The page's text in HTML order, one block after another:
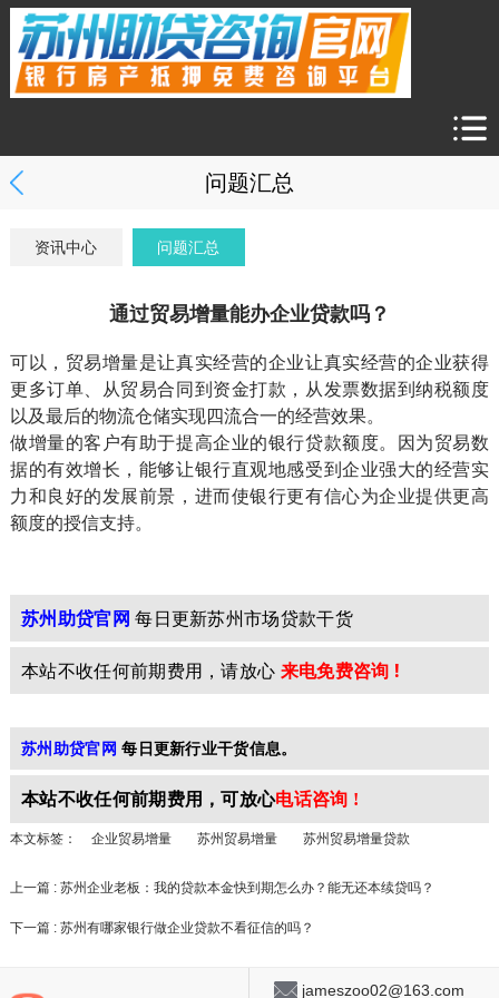
问题汇总
资讯中心 问题汇总
通过贸易增量能办企业贷款吗？
可以，贸易增量是让真实经营的企业让真实经营的企业获得
更多订单、从贸易合同到资金打款，从发票数据到纳税额度
以及最后的物流仓储实现四流合一的经营效果。
做增量的客户有助于提高企业的银行贷款额度。因为贸易数
据的有效增长，能够让银行直观地感受到企业强大的经营实
力和良好的发展前景，进而使银行更有信心为企业提供更高
额度的授信支持。
苏州助贷官网 每日更新苏州市场贷款干货
本站不收任何前期费用，请放心 来电免费咨询 !
苏州助贷官网 每日更新行业干货信息。
本站不收任何前期费用，可放心电话咨询 !
本文标签： 企业贸易增量 苏州贸易增量 苏州贸易增量贷款
上一篇 : 苏州企业老板：我的贷款本金快到期怎么办？能无还本续贷吗？
下一篇 : 苏州有哪家银行做企业贷款不看征信的吗？
jameszoo02@163.com